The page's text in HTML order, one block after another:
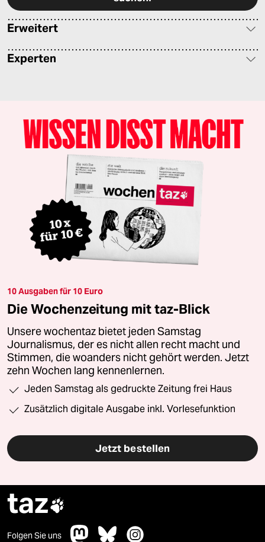
Erweitert
Experten
10 Ausgaben für 10 Euro
Die Wochenzeitung mit taz-Blick
Unsere wochentaz bietet jeden Samstag
Journalismus, der es nicht allen recht macht und
Stimmen, die woanders nicht gehört werden. Jetzt
zehn Wochen lang kennenlernen.
Jeden Samstag als gedruckte Zeitung frei Haus
Zusätzlich digitale Ausgabe inkl. Vorlesefunktion
Jetzt bestellen
taz
Folgen Sie uns